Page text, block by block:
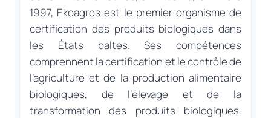
1997, Ekoagros est le premier organisme de
certification des produits biologiques dans
les États baltes. Ses compétences
comprennent la certification et le contrôle de
l’agriculture et de la production alimentaire
biologiques, de l’élevage et de la
transformation des produits biologiques.